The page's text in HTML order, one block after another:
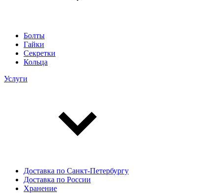
Болты
Гайки
Секретки
Кольца
Услуги
Доставка по Санкт-Петербургу
Доставка по России
Хранение